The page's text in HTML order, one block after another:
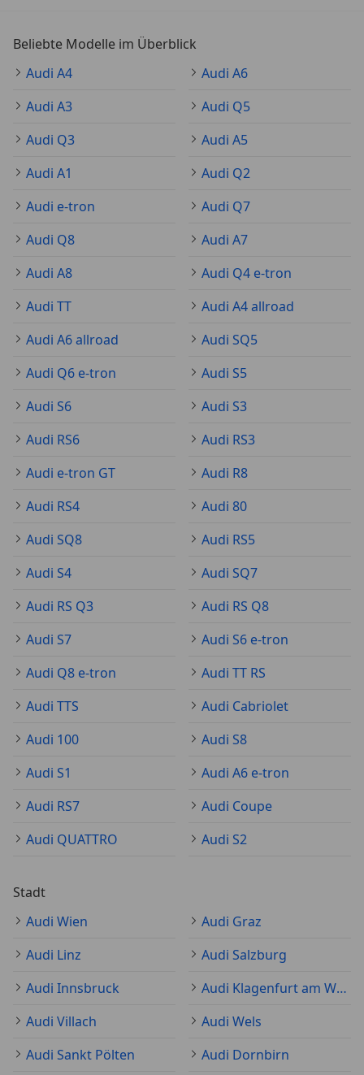
Beliebte Modelle im Überblick
Audi A4
Audi A6
Audi A3
Audi Q5
Audi Q3
Audi A5
Audi A1
Audi Q2
Audi e-tron
Audi Q7
Audi Q8
Audi A7
Audi A8
Audi Q4 e-tron
Audi TT
Audi A4 allroad
Audi A6 allroad
Audi SQ5
Audi Q6 e-tron
Audi S5
Audi S6
Audi S3
Audi RS6
Audi RS3
Audi e-tron GT
Audi R8
Audi RS4
Audi 80
Audi SQ8
Audi RS5
Audi S4
Audi SQ7
Audi RS Q3
Audi RS Q8
Audi S7
Audi S6 e-tron
Audi Q8 e-tron
Audi TT RS
Audi TTS
Audi Cabriolet
Audi 100
Audi S8
Audi S1
Audi A6 e-tron
Audi RS7
Audi Coupe
Audi QUATTRO
Audi S2
Stadt
Audi Wien
Audi Graz
Audi Linz
Audi Salzburg
Audi Innsbruck
Audi Klagenfurt am Wörthersee
Audi Villach
Audi Wels
Audi Sankt Pölten
Audi Dornbirn